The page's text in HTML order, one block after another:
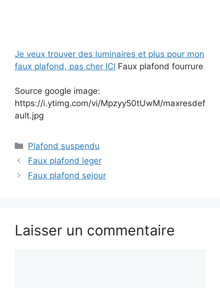
Je veux trouver des luminaires et plus pour mon
faux plafond, pas cher ICI Faux plafond fourrure
Source google image:
https://i.ytimg.com/vi/Mpzyy50tUwM/maxresdef
ault.jpg
Catégories
Plafond suspendu
Faux plafond leger
Faux plafond sejour
Laisser un commentaire